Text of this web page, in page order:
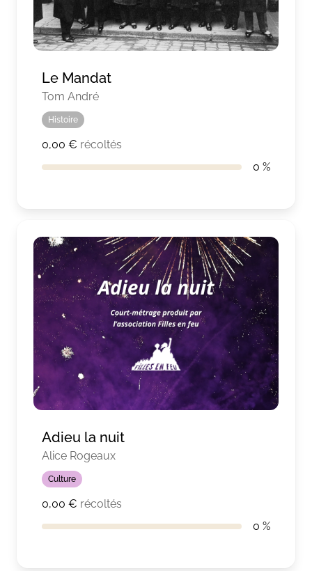
Le Mandat
Tom André
Histoire
0,00 € récoltés
0 %
Adieu la nuit
Alice Rogeaux
Culture
0,00 € récoltés
0 %